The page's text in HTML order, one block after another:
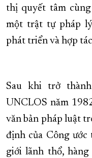
thị quyết tâm
một trật tự pháp
phát triển và hợp
Sau khi trở
UNCLOS năm
văn bản pháp luật
định của Công
giới lãnh thổ, hàng